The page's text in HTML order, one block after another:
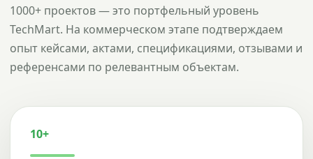
1000+ проектов — это портфельный уровень
TechMart. На коммерческом этапе подтверждаем
опыт кейсами, актами, спецификациями, отзывами и
референсами по релевантным объектам.
10+